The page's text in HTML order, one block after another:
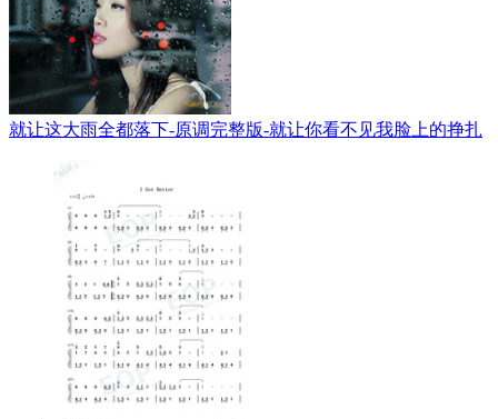
就让这大雨全都落下-原调完整版-就让你看不见我脸上的挣扎